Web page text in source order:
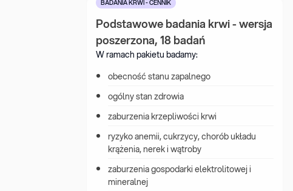
BADANIA KRWI - CENNIK
Podstawowe badania krwi - wersja
poszerzona, 18 badań
W ramach pakietu badamy:
obecność stanu zapalnego
ogólny stan zdrowia
zaburzenia krzepliwości krwi
ryzyko anemii, cukrzycy, chorób układu
krążenia, nerek i wątroby
zaburzenia gospodarki elektrolitowej i
mineralnej